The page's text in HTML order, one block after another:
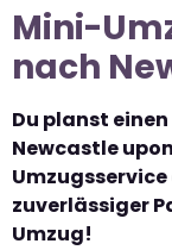
Mini-
nach
Du planst
Newcastle
zuverlässiger
Umzug!